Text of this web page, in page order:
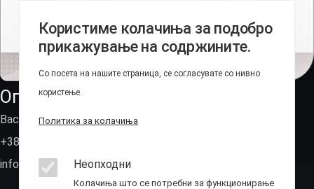
Оперативно-техничка агенција
Васил Иљоски 6, Скопје (пош.фах 236)
+389 2 310 7582
info@ota.mk
Користиме колачиња за подобро
прикажување на содржините.
Со посета на нашите страница, се согласувате со нивно
користење.
Политика за колачиња
Неопходни
Колачиња што се потребни за функционирање